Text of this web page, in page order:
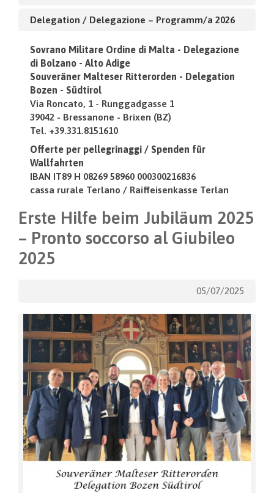
Delegation / Delegazione – Programm/a 2026
Sovrano Militare Ordine di Malta - Delegazione
di Bolzano - Alto Adige
Souveräner Malteser Ritterorden - Delegation
Bozen - Südtirol
Via Roncato, 1 - Runggadgasse 1
39042 - Bressanone - Brixen (BZ)
Tel. +39.331.8151610
Offerte per pellegrinaggi / Spenden für
Wallfahrten
IBAN IT89 H 08269 58960 000300216836
cassa rurale Terlano / Raiffeisenkasse Terlan
Erste Hilfe beim Jubiläum 2025
– Pronto soccorso al Giubileo
2025
05/07/2025